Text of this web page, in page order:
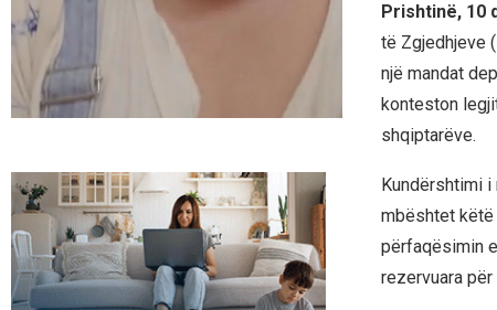
Prishtinë, 10
të Zgjedhjeve
një mandat
konteston
shqiptarëve.
Kundërshtimi
mbështet këtë
përfaqësimin
rezervuara